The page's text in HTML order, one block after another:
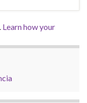
Learn how your